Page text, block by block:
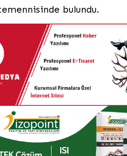
bulundu.